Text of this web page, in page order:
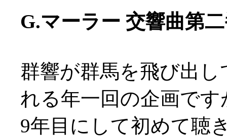
G.マーラー 交響曲第
群響が群馬を飛び出
れる年一回の企画です
9年目にして初めて聴